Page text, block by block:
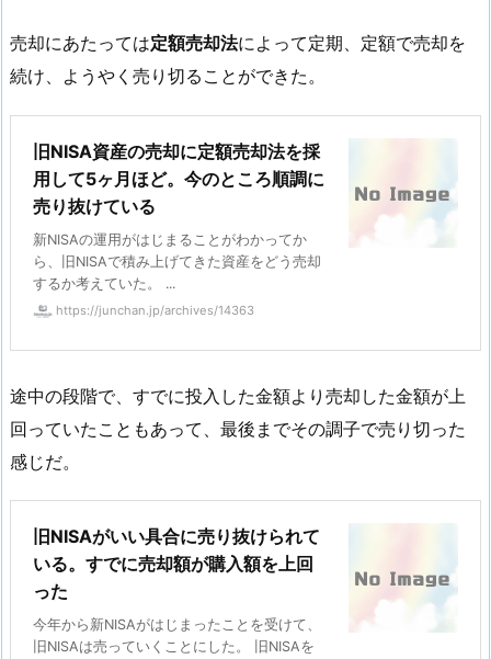
売却にあたっては定額売却法によって定期、定額で売却を
続け、ようやく売り切ることができた。
旧NISA資産の売却に定額売却法を採
用して5ヶ月ほど。今のところ順調に
売り抜けている
新NISAの運用がはじまることがわかってか
ら、旧NISAで積み上げてきた資産をどう売却
するか考えていた。 ...
https://junchan.jp/archives/14363
途中の段階で、すでに投入した金額より売却した金額が上
回っていたこともあって、最後までその調子で売り切った
感じだ。
旧NISAがいい具合に売り抜けられて
いる。すでに売却額が購入額を上回
った
今年から新NISAがはじまったことを受けて、
旧NISAは売っていくことにした。 旧NISAを